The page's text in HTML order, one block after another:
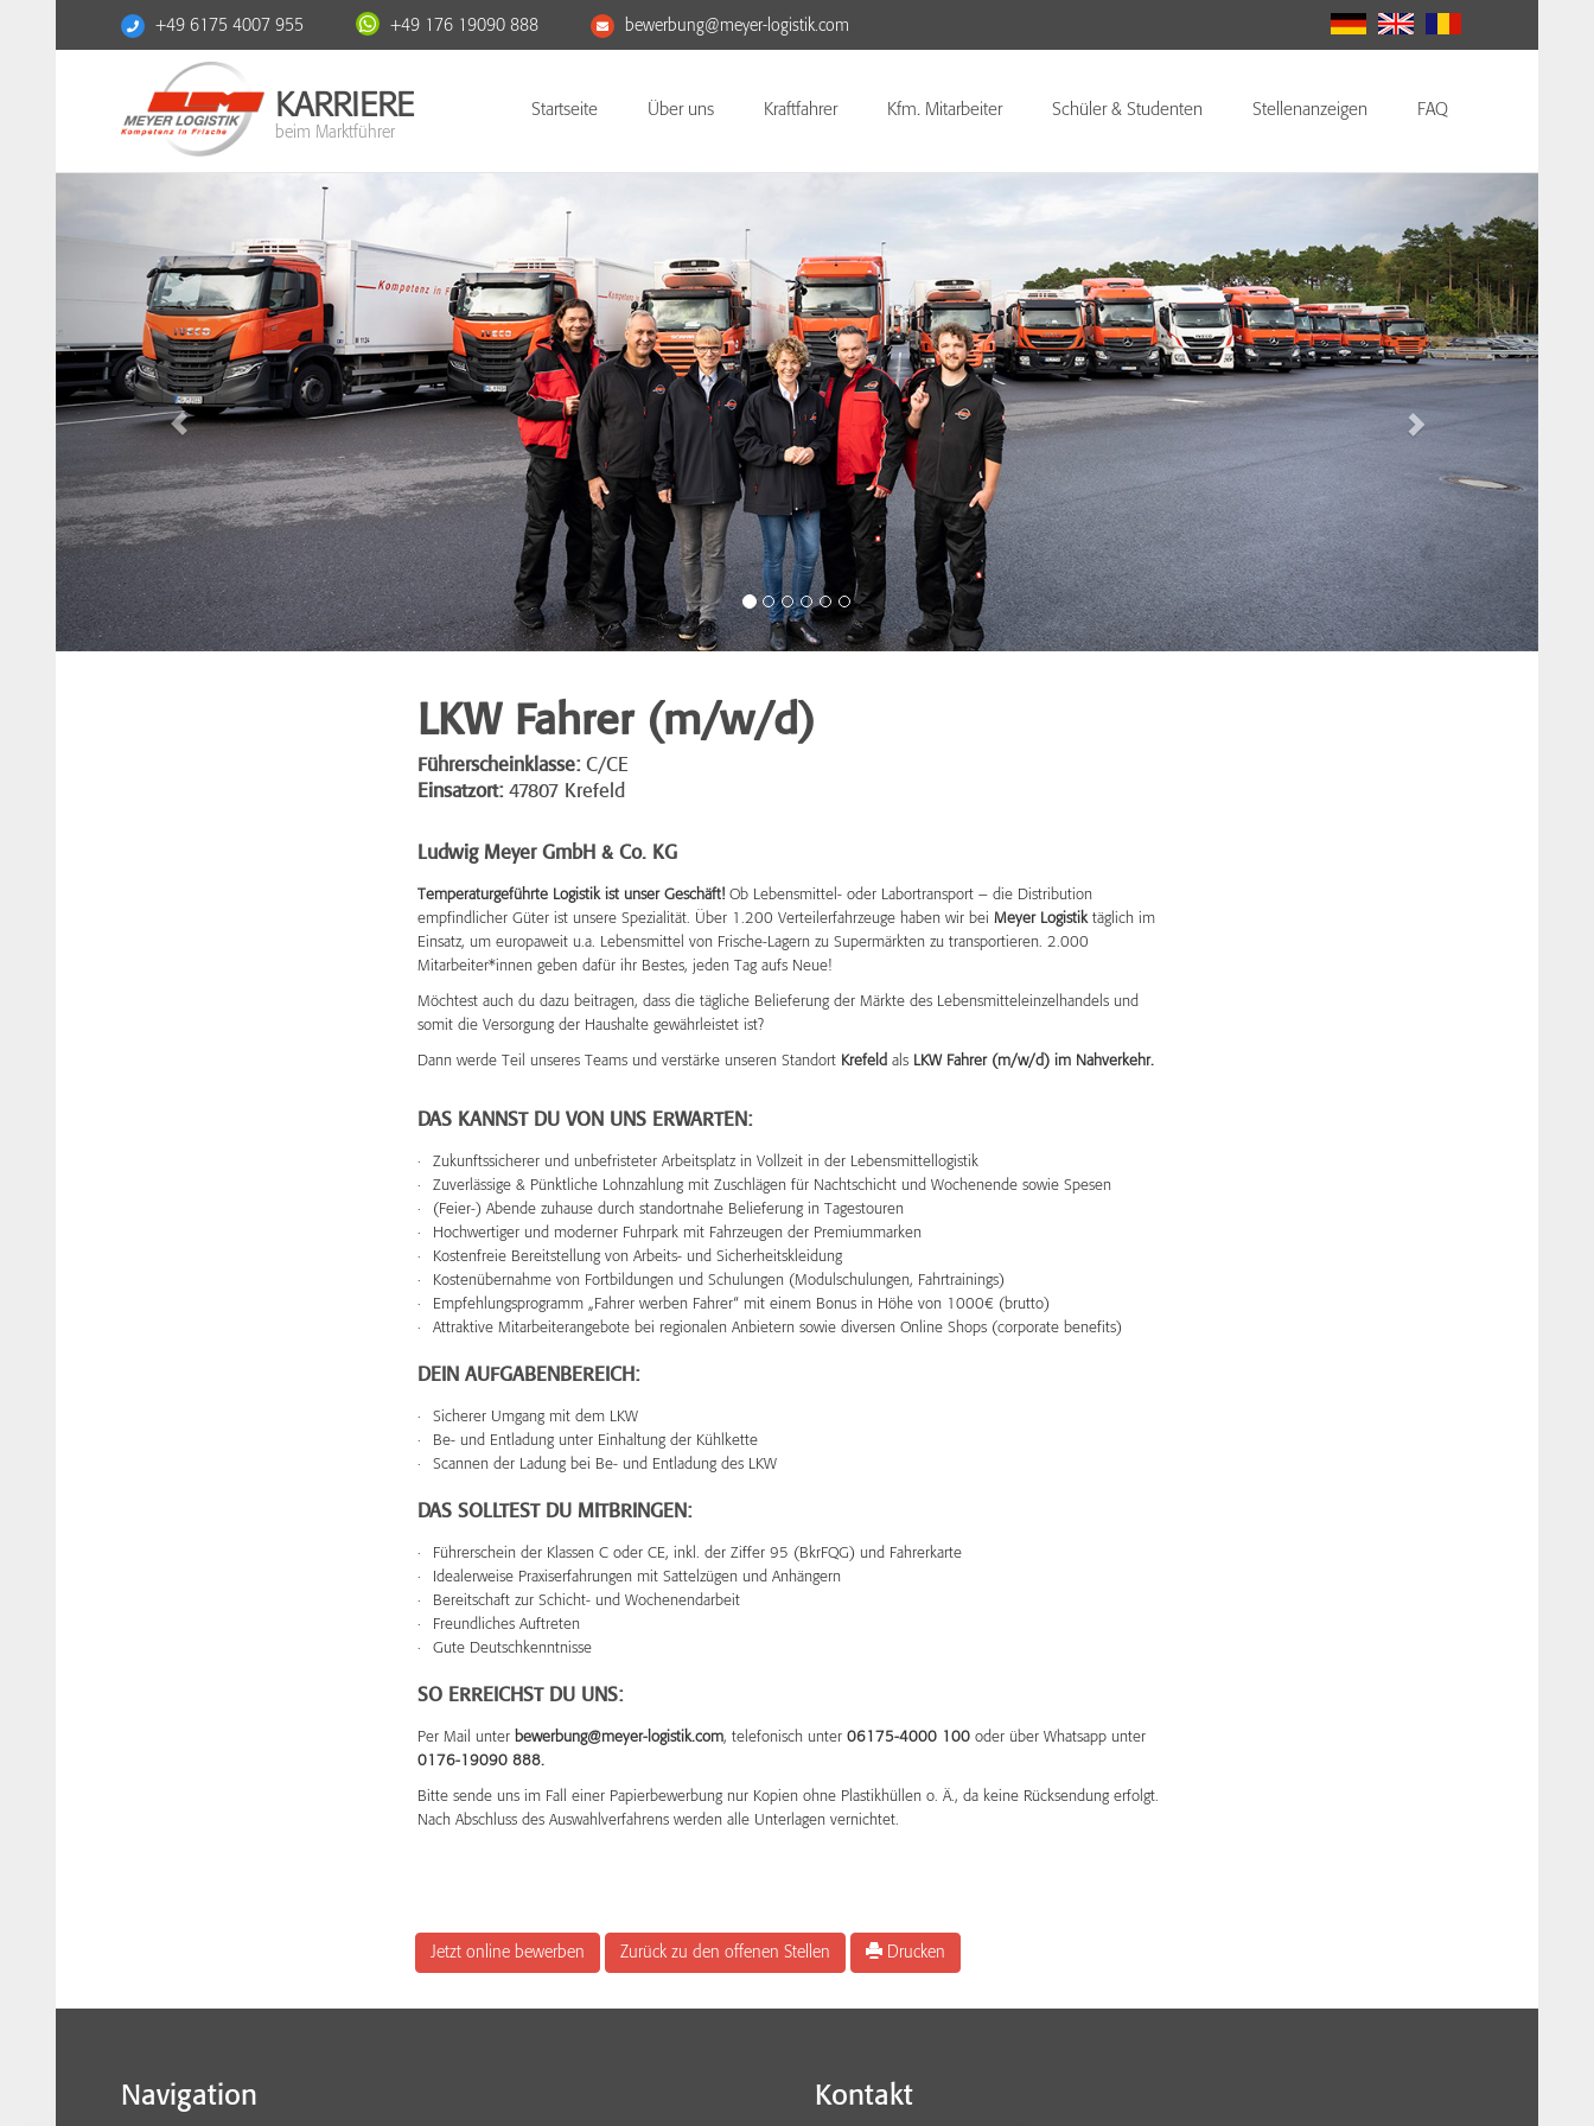
+49 6175 4007 955 +49 176 19090 888 bewerbung@meyer-logistik.com
KARRIERE
beim Marktführer
Startseite Über uns Kraftfahrer Kfm. Mitarbeiter Schüler & Studenten Stellenanzeigen FAQ
LKW Fahrer (m/w/d)
Führerscheinklasse: C/CE
Einsatzort: 47807 Krefeld
Ludwig Meyer GmbH & Co. KG
Temperaturgeführte Logistik ist unser Geschäft! Ob Lebensmittel- oder Labortransport – die Distribution
empfindlicher Güter ist unsere Spezialität. Über 1.200 Verteilerfahrzeuge haben wir bei Meyer Logistiktäglich im
Einsatz, um europaweit u.a. Lebensmittel von Frische-Lagern zu Supermärkten zu transportieren. 2.000
Mitarbeiter*innen geben dafür ihr Bestes, jeden Tag aufs Neue!
Möchtest auch du dazu beitragen, dass die tägliche Belieferung der Märkte des Lebensmitteleinzelhandels und
somit die Versorgung der Haushalte gewährleistet ist?
Dann werde Teil unseres Teams und verstärke unseren Standort Krefeld als LKW Fahrer (m/w/d) im Nahverkehr.
DAS KANNST DU VON UNS ERWARTEN:
Zukunftssicherer und unbefristeter Arbeitsplatz in Vollzeit in der Lebensmittellogistik
Zuverlässige & Pünktliche Lohnzahlung mit Zuschlägen für Nachtschicht und Wochenende sowie Spesen
(Feier-) Abende zuhause durch standortnahe Belieferung in Tagestouren
Hochwertiger und moderner Fuhrpark mit Fahrzeugen der Premiummarken
Kostenfreie Bereitstellung von Arbeits- und Sicherheitskleidung
Kostenübernahme von Fortbildungen und Schulungen (Modulschulungen, Fahrtrainings)
Empfehlungsprogramm „Fahrer werben Fahrer“ mit einem Bonus in Höhe von 1000€ (brutto)
Attraktive Mitarbeiterangebote bei regionalen Anbietern sowie diversen Online Shops (corporate benefits)
DEIN AUFGABENBEREICH:
Sicherer Umgang mit dem LKW
Be- und Entladung unter Einhaltung der Kühlkette
Scannen der Ladung bei Be- und Entladung des LKW
DAS SOLLTEST DU MITBRINGEN:
Führerschein der Klassen C oder CE, inkl. der Ziffer 95 (BkrFQG) und Fahrerkarte
Idealerweise Praxiserfahrungen mit Sattelzügen und Anhängern
Bereitschaft zur Schicht- und Wochenendarbeit
Freundliches Auftreten
Gute Deutschkenntnisse
SO ERREICHST DU UNS:
Per Mail unter bewerbung@meyer-logistik.com, telefonisch unter 06175-4000 100 oder über Whatsapp unter
0176-19090 888.
Bitte sende uns im Fall einer Papierbewerbung nur Kopien ohne Plastikhüllen o. Ä., da keine Rücksendung erfolgt.
Nach Abschluss des Auswahlverfahrens werden alle Unterlagen vernichtet.
Jetzt online bewerben Zurück zu den offenen Stellen Drucken
Navigation Kontakt